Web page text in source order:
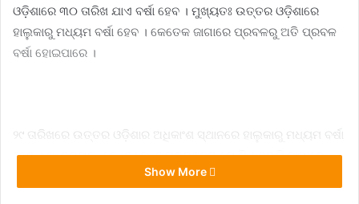
ଓଡ଼ିଶାରେ ୩୦ ତାରିଖ ଯାଏ ବର୍ଷା ହେବ । ମୁଖ୍ୟତଃ ଉତ୍ତର ଓଡ଼ିଶାରେ
ହାଲୁକାରୁ ମଧ୍ୟମ ବର୍ଷା ହେବ । କେତେକ ଜାଗାରେ ପ୍ରବଳରୁ ଅତି ପ୍ରବଳ
ବର୍ଷା ହୋଇପାରେ ।
୨୯ ତାରିଖରେ ଉତ୍ତର ଓଡ଼ିଶାର ଅଧିକାଂଶ ସ୍ଥାନରେ ହାଲୁକାରୁ ମଧ୍ୟମ ବର୍ଷା
ହେବ । ସୁନ୍ଦରଗଡ଼, କେନ୍ଦୁଝର, ମୟୂରଭଞ୍ଜର ଗୋଟିଏ ଦୁଇଟି ଜାଗାରେ
ପ୍ରବଳରୁ ଅତି ପ୍ରବଳ ବର୍ଷା ହୋଇପାରେ । ଦେବଗଡ଼, ଅନୁଗୁଳ,
Show More